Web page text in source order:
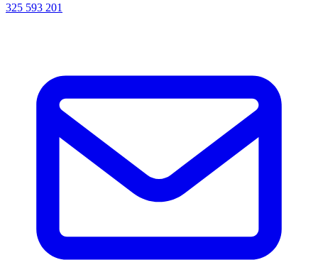
325 593 201